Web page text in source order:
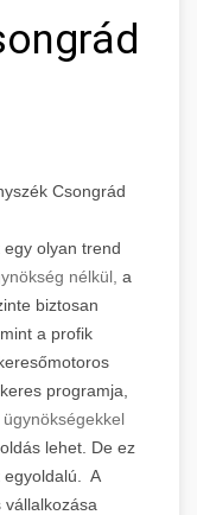
Csongrád
olyan trend
nélkül, a
biztosan
a profik
programja,
ügynökségekkel
lehet. De ez
egyoldalú. A